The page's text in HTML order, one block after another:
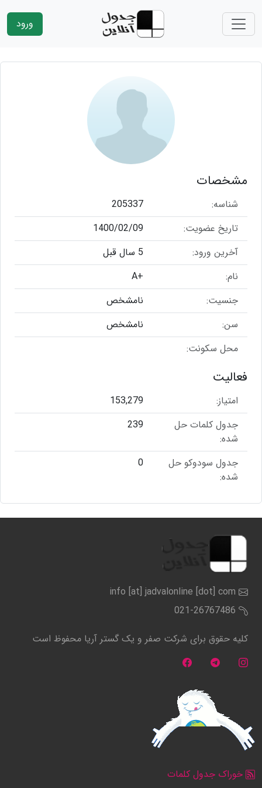
ورود
مشخصات
شناسه:
205337
تاریخ عضویت:
1400/02/09
آخرین ورود:
5 سال قبل
نام:
+A
جنسیت:
نامشخص
سن:
نامشخص
محل سکونت:
فعالیت
امتیاز:
153,279
جدول کلمات حل
شده:
239
جدول سودوکو حل
شده:
0
info [at] jadvalonline [dot] com
021-26767486
کلیه حقوق برای شرکت صفر و یک گستر آریا محفوظ است
خوراک جدول کلمات